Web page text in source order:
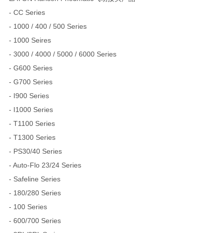
- CC Series
- 1000 / 400 / 500 Series
- 1000 Seires
- 3000 / 4000 / 5000 / 6000 Series
- G600 Series
- G700 Series
- I900 Series
- I1000 Series
- T1100 Series
- T1300 Series
- PS30/40 Series
- Auto-Flo 23/24 Series
- Safeline Series
- 180/280 Series
- 100 Series
- 600/700 Series